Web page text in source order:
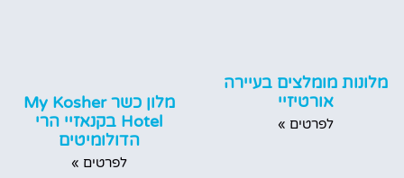
מלונות מומלצים בעיירה
אורטיזיי
לפרטים »
מלון כשר My Kosher
Hotel בקנאזיי הרי
הדולומיטים
לפרטים »